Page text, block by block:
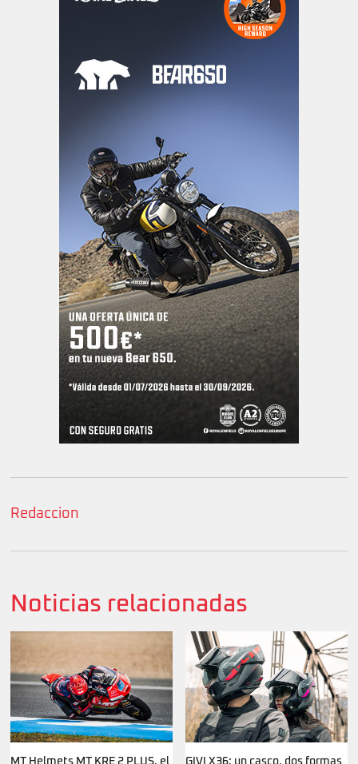
Redaccion
Noticias relacionadas
MT Helmets MT KRE 2 PLUS, el GIVI X36: un casco, dos formas